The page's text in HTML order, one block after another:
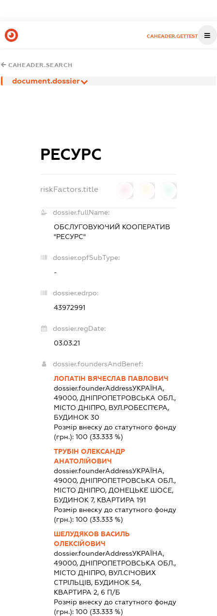
CAHEADER.GETTEST
CAHEADER.SEARCH
document.dossier
РЕСУРС
riskFactors.title
dossier.fullName:
ОБСЛУГОВУЮЧИЙ КООПЕРАТИВ
"РЕСУРС"
dossier.opfSubType:
-
dossier.edrpo:
43972991
dossier.regDate:
03.03.21
dossier.foundersAndBenef:
ЛОПАТІН ВЯЧЕСЛАВ ПАВЛОВИЧ
dossier.founderAddressУКРАЇНА,
49000, ДНІПРОПЕТРОВСЬКА ОБЛ.,
МІСТО ДНІПРО, ВУЛ.РОБЕСП'ЄРА,
БУДИНОК 30
Розмір внеску до статутного фонду
(грн.): 100 (33.333 %)
ТРУБІН ОЛЕКСАНДР
АНАТОЛІЙОВИЧ
dossier.founderAddressУКРАЇНА,
49000, ДНІПРОПЕТРОВСЬКА ОБЛ.,
МІСТО ДНІПРО, ДОНЕЦЬКЕ ШОСЕ,
БУДИНОК 7, КВАРТИРА 191
Розмір внеску до статутного фонду
(грн.): 100 (33.333 %)
ШЕЛУДЯКОВ ВАСИЛЬ
ОЛЕКСІЙОВИЧ
dossier.founderAddressУКРАЇНА,
49000, ДНІПРОПЕТРОВСЬКА ОБЛ.,
МІСТО ДНІПРО, ВУЛ.СІЧОВИХ
СТРІЛЬЦІВ, БУДИНОК 54,
КВАРТИРА 2, 6 П/Б
Розмір внеску до статутного фонду
(грн.): 100 (33.333 %)